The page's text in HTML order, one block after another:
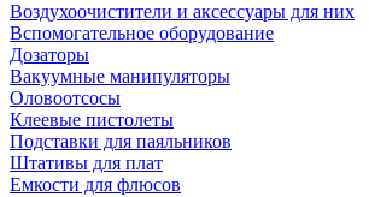
Воздухоочистители и аксессуары для них
Вспомогательное оборудование
Дозаторы
Вакуумные манипуляторы
Оловоотсосы
Клеевые пистолеты
Подставки для паяльников
Штативы для плат
Емкости для флюсов